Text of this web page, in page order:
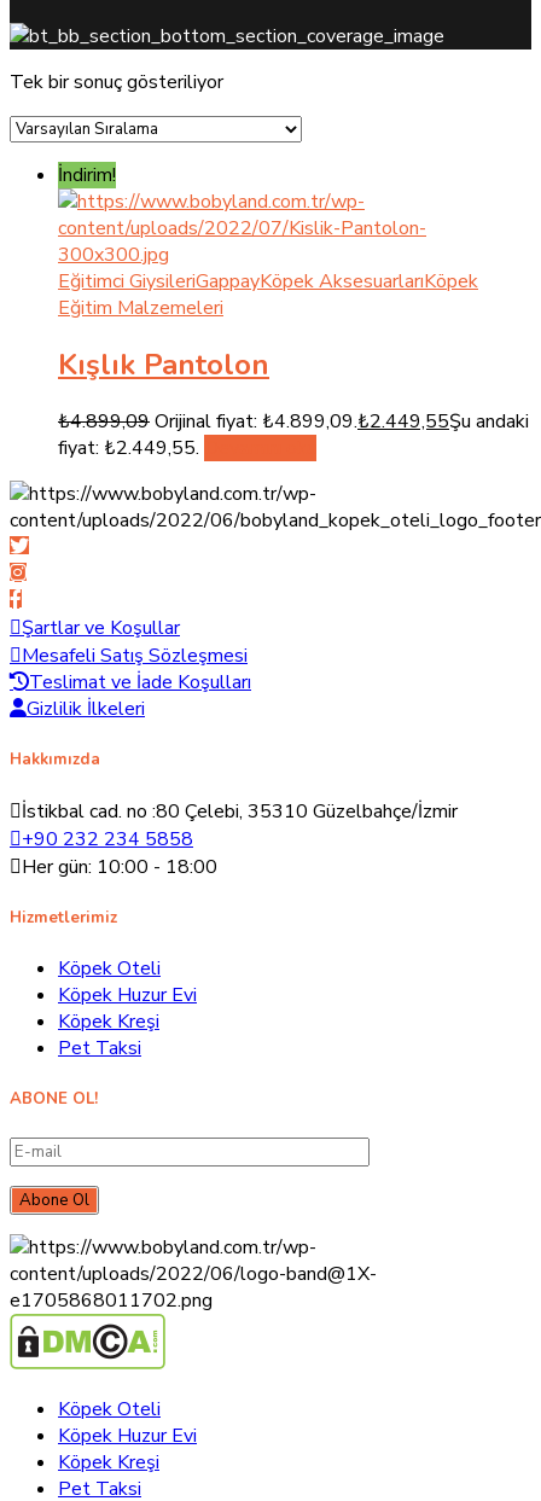
Tek bir sonuç gösteriliyor
İndirim!
Eğitimci GiysileriGappayKöpek AksesuarlarıKöpek
Eğitim Malzemeleri
Kışlık Pantolon
₺4.899,09Orijinal fiyat: ₺4.899,09.₺2.449,55Şu andaki
fiyat: ₺2.449,55.
Şartlar ve Koşullar
Mesafeli Satış Sözleşmesi
Teslimat ve İade Koşulları
Gizlilik İlkeleri
Hakkımızda
İstikbal cad. no :80 Çelebi, 35310 Güzelbahçe/İzmir
+90 232 234 5858
Her gün: 10:00 - 18:00
Hizmetlerimiz
Köpek Oteli
Köpek Huzur Evi
Köpek Kreşi
Pet Taksi
ABONE OL!
Köpek Oteli
Köpek Huzur Evi
Köpek Kreşi
Pet Taksi